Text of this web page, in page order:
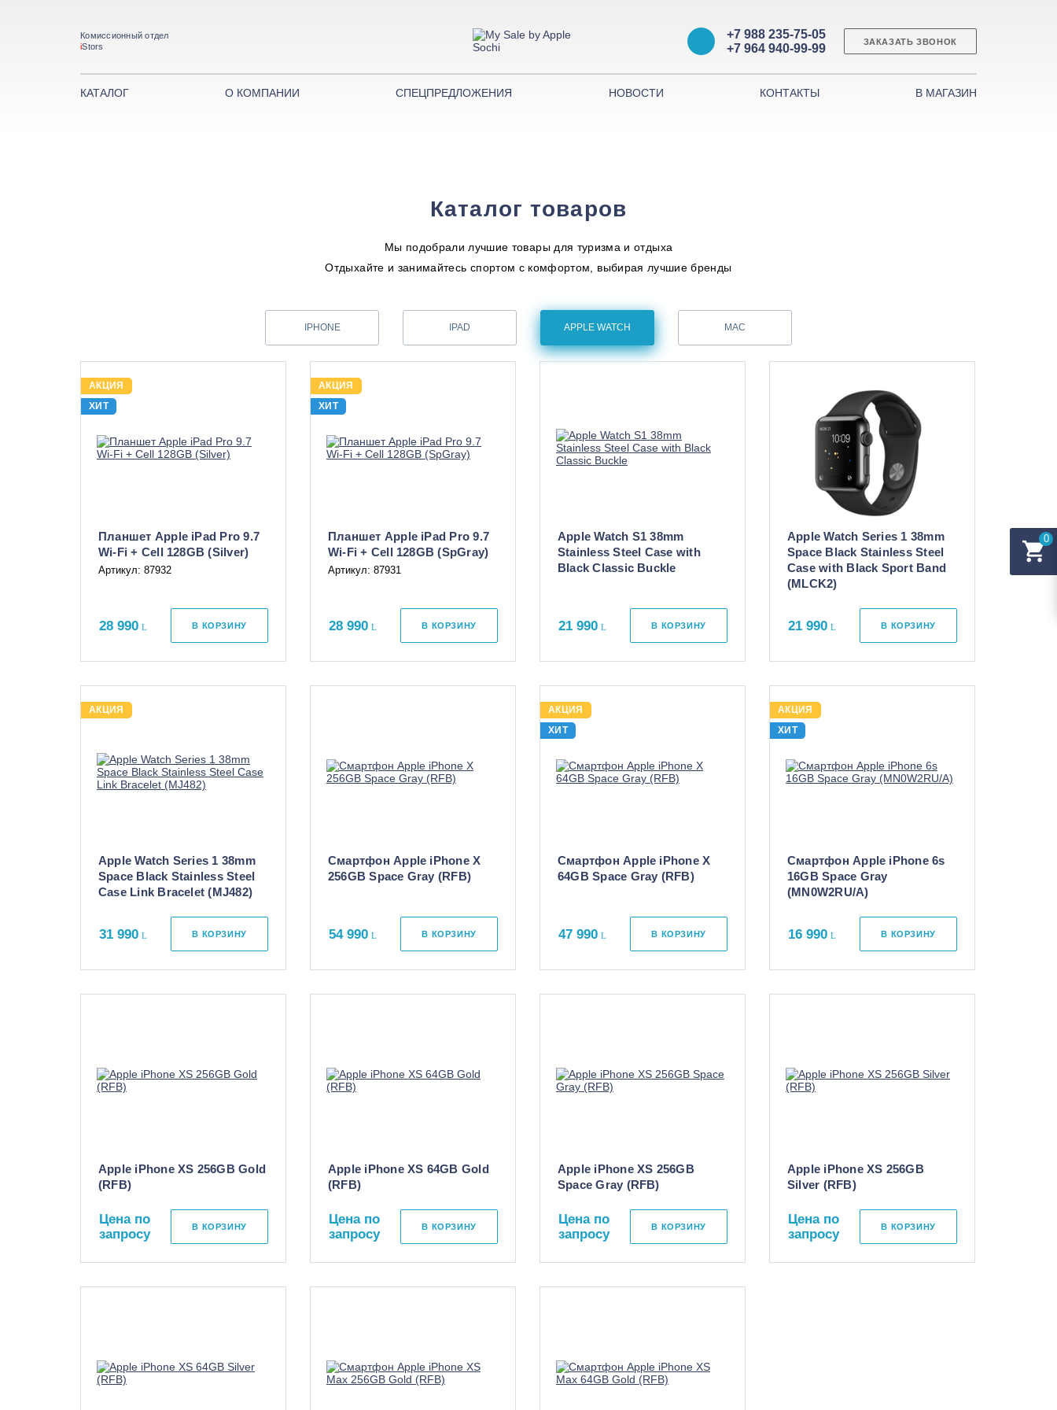
0
Комиссионный отдел
iStors
+7 988 235-75-05
+7 964 940-99-99
ЗАКАЗАТЬ ЗВОНОК
КАТАЛОГ О КОМПАНИИ СПЕЦПРЕДЛОЖЕНИЯ НОВОСТИ КОНТАКТЫ В МАГАЗИН
Каталог товаров
Мы подобрали лучшие товары для туризма и отдыха
Отдыхайте и занимайтесь спортом с комфортом, выбирая лучшие бренды
IPHONE IPAD APPLE WATCH MAC
АКЦИЯ
ХИТ
Планшет Apple iPad Pro 9.7
Wi-Fi + Cell 128GB (Silver)
Артикул: 87932
28 990 В КОРЗИНУ
АКЦИЯ
ХИТ
Планшет Apple iPad Pro 9.7
Wi-Fi + Cell 128GB (SpGray)
Артикул: 87931
28 990 В КОРЗИНУ
Apple Watch S1 38mm
Stainless Steel Case with
Black Classic Buckle
21 990 В КОРЗИНУ
Apple Watch Series 1 38mm
Space Black Stainless Steel
Case with Black Sport Band
(MLCK2)
21 990 В КОРЗИНУ
АКЦИЯ
Apple Watch Series 1 38mm
Space Black Stainless Steel
Case Link Bracelet (MJ482)
31 990 В КОРЗИНУ
Смартфон Apple iPhone X
256GB Space Gray (RFB)
54 990 В КОРЗИНУ
АКЦИЯ
ХИТ
Смартфон Apple iPhone X
64GB Space Gray (RFB)
47 990 В КОРЗИНУ
АКЦИЯ
ХИТ
Смартфон Apple iPhone 6s
16GB Space Gray
(MN0W2RU/A)
16 990 В КОРЗИНУ
Apple iPhone XS 256GB Gold
(RFB)
Цена по
запросу
В КОРЗИНУ
Apple iPhone XS 64GB Gold
(RFB)
Цена по
запросу
В КОРЗИНУ
Apple iPhone XS 256GB
Space Gray (RFB)
Цена по
запросу
В КОРЗИНУ
Apple iPhone XS 256GB
Silver (RFB)
Цена по
запросу
В КОРЗИНУ